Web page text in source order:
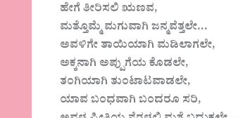
ಹೇಗೆ ತೀರಿಸಲಿ ಋಣವ,
ಮತ್ತೊಮ್ಮೆ ಮಗುವಾಗಿ ಜನ್ಮವೆತ್ತಲೇ…
ಅವಳಿಗೇ ತಾಯಿಯಾಗಿ ಮಡಿಲಾಗಲೇ,
ಅಕ್ಕನಾಗಿ ಅಪ್ಪುಗೆಯ ಕೊಡಲೇ,
ತಂಗಿಯಾಗಿ ತುಂಟಾಟವಾಡಲೇ,
ಯಾವ ಬಂಧವಾಗಿ ಬಂದರೂ ಸರಿ,